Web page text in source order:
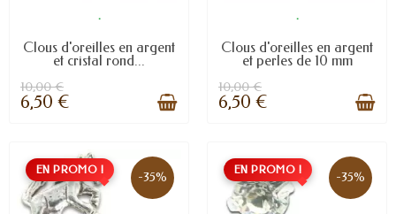
.
Clous d'oreilles en argent
et cristal rond...
10,00 €
6,50 €
.
Clous d'oreilles en argent
et perles de 10 mm
10,00 €
6,50 €
EN PROMO ! -35% EN PROMO ! -35%